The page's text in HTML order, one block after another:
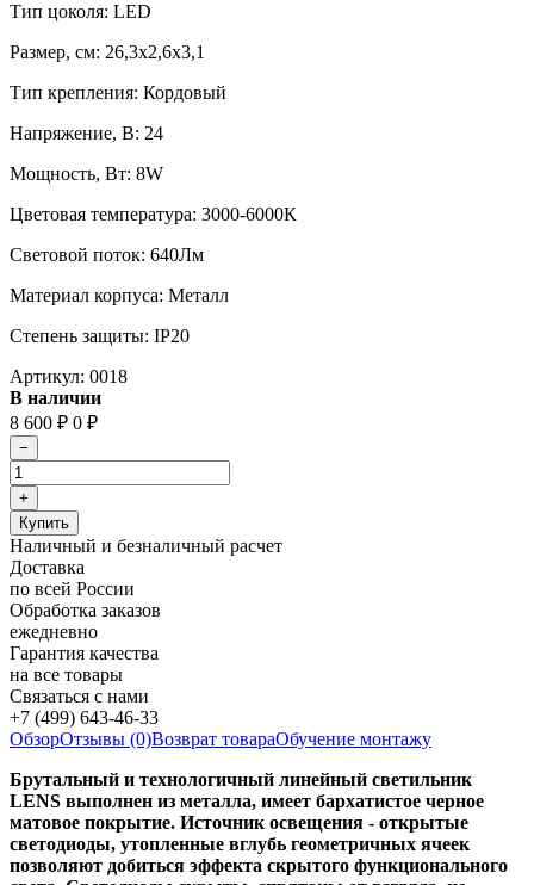
Тип цоколя: LED
Размер, cм: 26,3х2,6х3,1
Тип крепления: Кордовый
Напряжение, В: 24
Мощность, Вт: 8W
Цветовая температура: 3000-6000К
Световой поток: 640Лм
Материал корпуса: Металл
Степень защиты: IP20
Артикул: 0018
В наличии
8 600 ₽ 0 ₽
Наличный и безналичный расчет
Доставка
по всей России
Обработка заказов
ежедневно
Гарантия качества
на все товары
Связаться с нами
+7 (499) 643-46-33
ОбзорОтзывы (0)Возврат товараОбучение монтажу
Брутальный и технологичный линейный светильник
LENS выполнен из металла, имеет бархатистое черное
матовое покрытие. Источник освещения - открытые
светодиоды, утопленные вглубь геометричных ячеек
позволяют добиться эффекта скрытого функционального